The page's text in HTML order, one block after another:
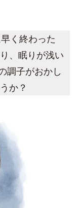
く終わった
、眠りが浅い
調子がおかし
か？